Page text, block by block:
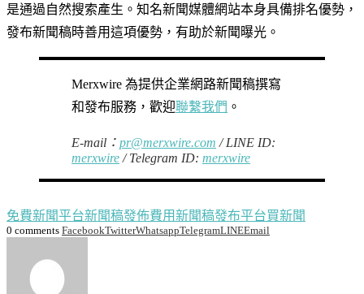
是通過自然搜索產生。知名新聞媒體網站本身具備排名優勢，
發布新聞稿時善用這項優勢，有助於新聞曝光。
Merxwire 為提供企業網路新聞稿撰寫
和發布服務，歡迎聯繫我們 。
E-mail： pr@merxwire.com / LINE ID:
merxwire / Telegram ID: merxwire
免費新聞平台新聞稿發佈費用新聞稿發布平台買新聞
0 comments FacebookTwitterWhatsappTelegramLINEEmail